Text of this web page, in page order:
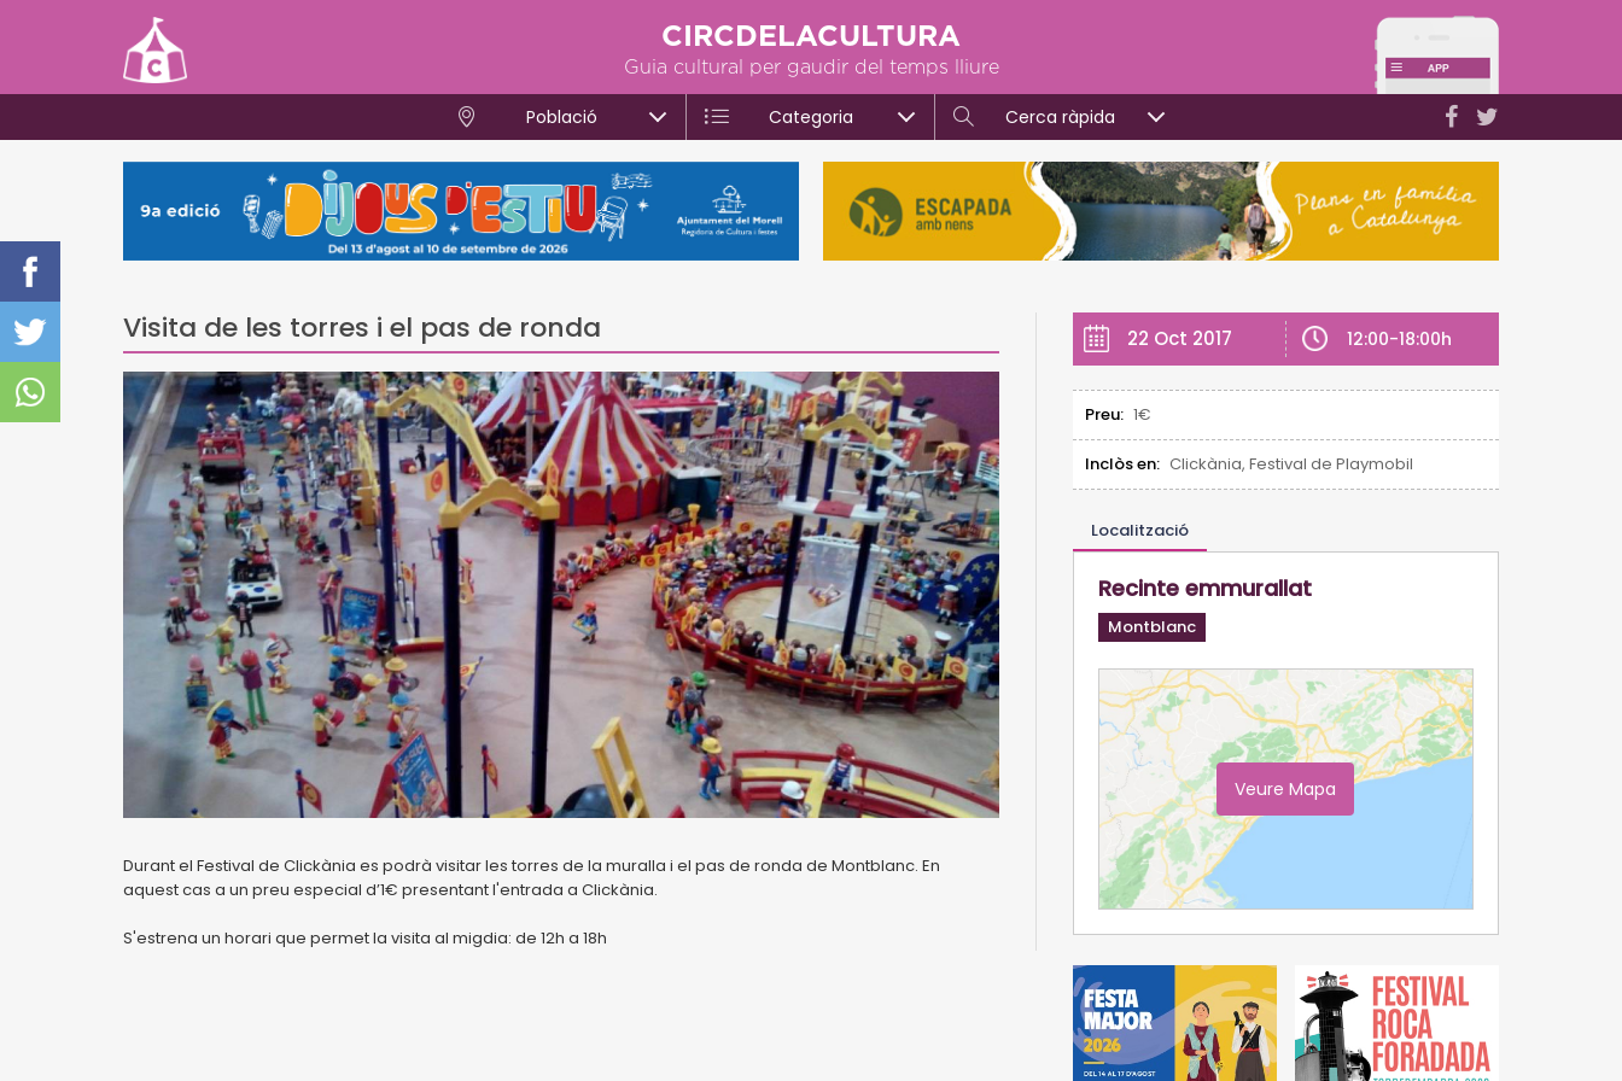
CIRCDELACULTURA
Guia cultural per gaudir del temps lliure
Població Categoria Cerca ràpida
Visita de les torres i el pas de ronda
Durant el Festival de Clickània es podrà visitar les torres de la muralla i el pas de ronda de Montblanc. En
aquest cas a un preu especial d’1€ presentant l'entrada a Clickània.
S'estrena un horari que permet la visita al migdia: de 12h a 18h
22 Oct 2017 12:00-18:00h
Preu: 1€
Inclòs en: Clickània, Festival de Playmobil
Localització
Recinte emmurallat
Montblanc
Veure Mapa